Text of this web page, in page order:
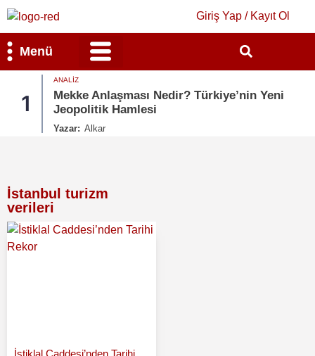
Giriş Yap / Kayıt Ol
Menü
1
ANALIZ
Mekke Anlaşması Nedir? Türkiye’nin Yeni
Jeopolitik Hamlesi
Yazar: Alkar
İstanbul turizm
verileri
İstiklal Caddesi’nden Tarihi